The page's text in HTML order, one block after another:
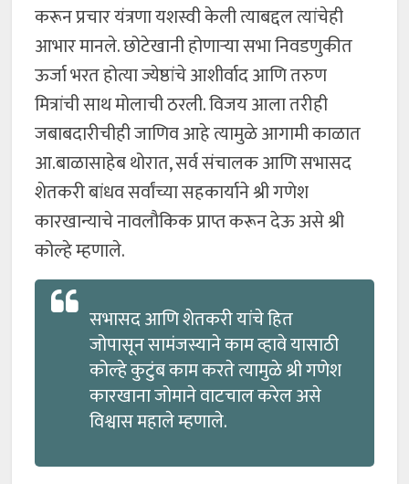
करून प्रचार यंत्रणा यशस्वी केली त्याबद्दल त्यांचेही
आभार मानले. छोटेखानी होणाऱ्या सभा निवडणुकीत
ऊर्जा भरत होत्या ज्येष्ठांचे आशीर्वाद आणि तरुण
मित्रांची साथ मोलाची ठरली. विजय आला तरीही
जबाबदारीचीही जाणिव आहे त्यामुळे आगामी काळात
आ.बाळासाहेब थोरात, सर्व संचालक आणि सभासद
शेतकरी बांधव सर्वांच्या सहकार्याने श्री गणेश
कारखान्याचे नावलौकिक प्राप्त करून देऊ असे श्री
कोल्हे म्हणाले.
सभासद आणि शेतकरी यांचे हित
जोपासून सामंजस्याने काम व्हावे यासाठी
कोल्हे कुटुंब काम करते त्यामुळे श्री गणेश
कारखाना जोमाने वाटचाल करेल असे
विश्वास महाले म्हणाले.